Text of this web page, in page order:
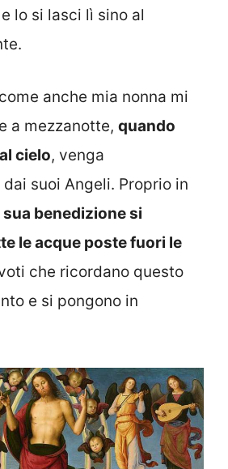
e lo si lasci lì sino al
anche mia nonna mi
a mezzanotte, quando
cielo, venga
suoi Angeli. Proprio in
sua benedizione si
le acque poste fuori le
che ricordano questo
e si pongono in